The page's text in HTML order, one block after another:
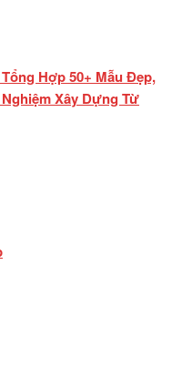
Hợp 50+ Mẫu Đẹp,
Xây Dựng Từ